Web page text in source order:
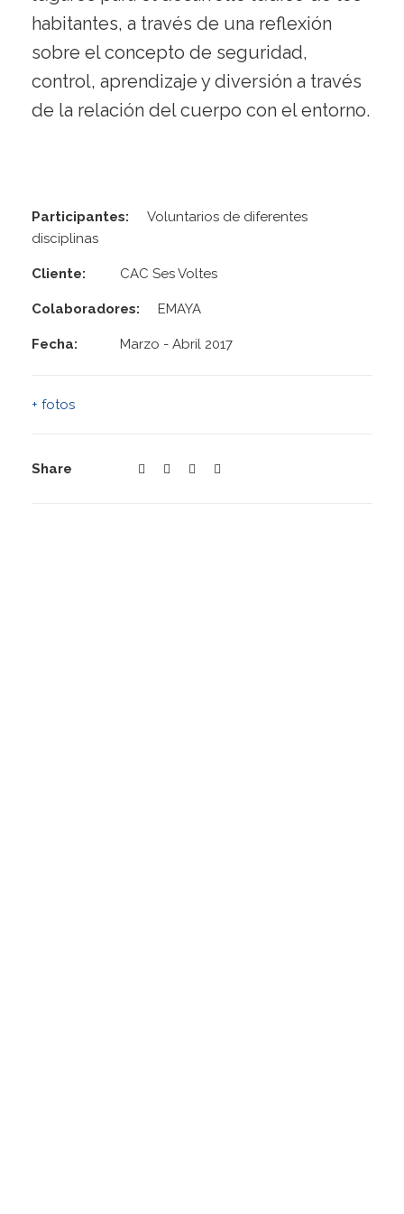
habitantes, a través de una reflexión
sobre el concepto de seguridad,
control, aprendizaje y diversión a través
de la relación del cuerpo con el entorno.
Participantes:
Voluntarios de diferentes
disciplinas
Cliente: CAC Ses Voltes
Colaboradores: EMAYA
Fecha: Marzo - Abril 2017
+ fotos
Share